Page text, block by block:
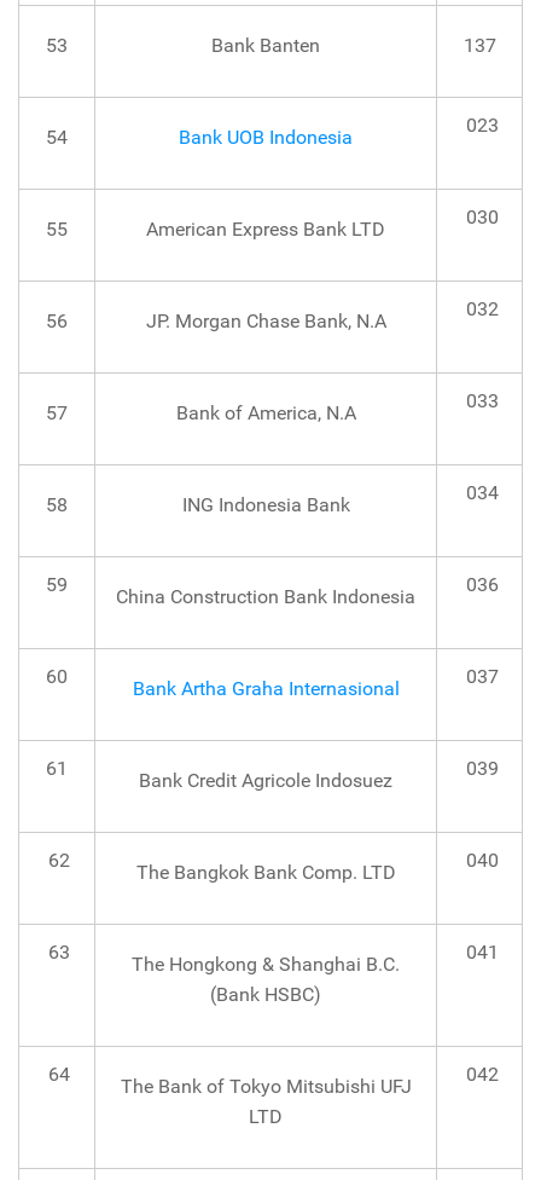
53 Bank Banten 137
54 Bank UOB Indonesia
023
55 American Express Bank LTD
030
56 JP. Morgan Chase Bank, N.A
032
57 Bank of America, N.A
033
58 ING Indonesia Bank
034
59
China Construction Bank Indonesia
036
60
Bank Artha Graha Internasional
037
61
Bank Credit Agricole Indosuez
039
62
The Bangkok Bank Comp. LTD
040
63
The Hongkong & Shanghai B.C.
(Bank HSBC)
041
64
The Bank of Tokyo Mitsubishi UFJ
LTD
042